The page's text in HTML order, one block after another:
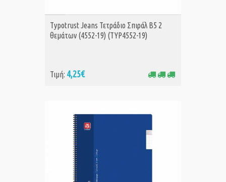
ΑΓΟΡΑ
Typotrust Jeans Τετράδιο Σπιράλ B5 2
θεμάτων (4552-19) (TYP4552-19)
Τιμή: 4,25€